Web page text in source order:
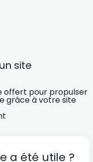
site
offert pour propulser
grâce à votre site
a été utile ?